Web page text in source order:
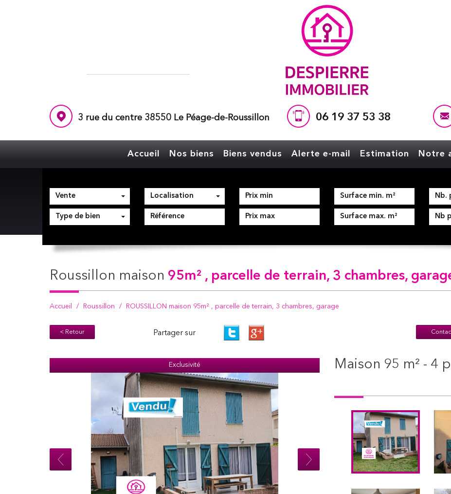
3 rue du centre 38550 Le Péage-de-Roussillon 06 19 37 53 38
Accueil Nos biens Biens vendus Alerte e-mail Estimation Notre
Vente
Type de bien
Localisation
roussillon maison 95m² , parcelle de terrain, 3 chambres,
Accueil Roussillon ROUSSILLON maison 95m² , parcelle de terrain, 3 chambres, garage
< Retour Partager sur
Exclusivité maison 95 m² -